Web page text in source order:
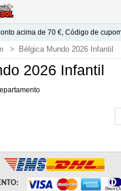
acima de 70 €, Código de
Bélgica Mundo 2026 Infantil
2026 Infantil